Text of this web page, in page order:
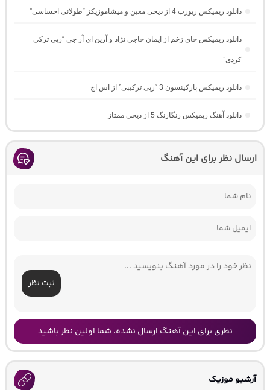
دانلود ریمیکس ریورب 4 از دیجی معین و میشاموزیکز “طولانی احساسی”
دانلود ریمیکس جای زخم از ایمان حاجی نژاد و آرین ای آر جی “رپی ترکی
کردی”
دانلود ریمیکس پارکینسون 3 “رپی ترکیبی” از اس اچ
دانلود آهنگ ریمیکس رنگارنگ 5 از دیجی ممتاز
ارسال نظر برای این آهنگ
ثبت نظر
نظری برای این آهنگ ارسال نشده، شما اولین نظر باشید
آرشیو موزیک